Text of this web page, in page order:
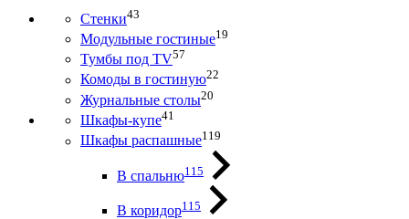
Стенки43
Модульные гостиные19
Тумбы под ТV57
Комоды в гостиную22
Журнальные столы20
Шкафы-купе41
Шкафы распашные119
В спальню115
В коридор115